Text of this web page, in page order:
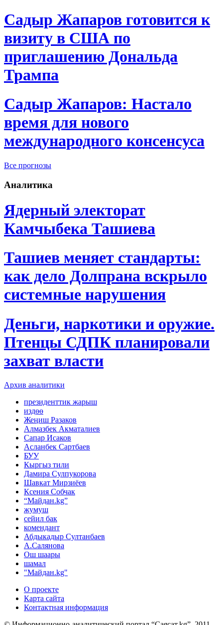
Садыр Жапаров готовится к
визиту в США по
приглашению Дональда
Трампа
Садыр Жапаров: Настало
время для нового
международного консенсуса
Все прогнозы
Аналитика
Ядерный электорат
Камчыбека Ташиева
Ташиев меняет стандарты:
как дело Долпрана вскрыло
системные нарушения
Деньги, наркотики и оружие.
Птенцы СДПК планировали
захват власти
Архив аналитики
президенттик жарыш
издөө
Жеңиш Разаков
Алмазбек Акматалиев
Сапар Исаков
Асланбек Сартбаев
БУУ
Кыргыз тили
Дамира Сулпукорова
Шавкат Мирзиёев
Ксения Собчак
“Майдан.kg”
жумуш
сейил бак
комендант
Абдыкадыр Султанбаев
А.Салянова
Ош шаары
шамал
"Майдан.kg"
О проекте
Карта сайта
Контактная информация